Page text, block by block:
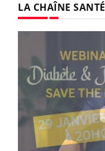
LA CHAÎNE SANTÉ